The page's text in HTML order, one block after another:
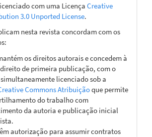
com uma Licença Creative
3.0 Unported License.
nesta revista concordam com os
os direitos autorais e concedem à
de primeira publicação, com o
licenciado sob a
Commons Atribuiçãoque permite
do trabalho com
da autoria e publicação inicial
autorização para assumir contratos